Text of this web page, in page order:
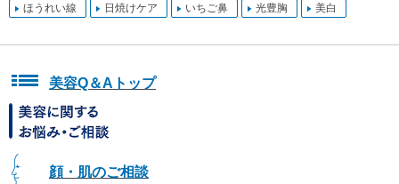
ほうれい線 日焼けケア いちご鼻 光豊胸 美白
美容Q＆Aトップ
顔・肌のご相談